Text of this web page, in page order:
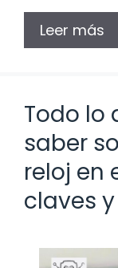
Leer más
Todo lo
saber
reloj en
claves